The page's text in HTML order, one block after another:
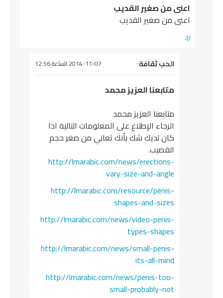
اعنى من صغير القديب
اعنى من صغير القديب
الحب ثقافة: 2014-11-07 الساعة 12:56
متابعنا العزيز محمد
متابعنا العزيز محمد
الرجاء الإطلاع على المعلومات التالية اذا
كان لديك شك بأنك تعاني من صغر حجم
القضيب.
http://lmarabic.com/news/erections-
vary-size-and-angle
http://lmarabic.com/resource/penis-
shapes-and-sizes
http://lmarabic.com/news/video-penis-
types-shapes
http://lmarabic.com/news/small-penis-
its-all-mind
http://lmarabic.com/news/penis-too-
small-probably-not